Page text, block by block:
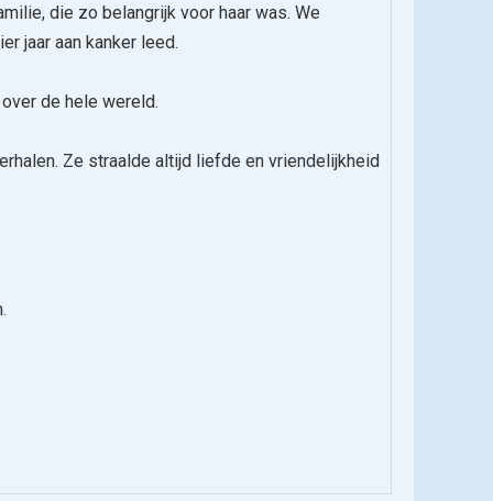
die zo belangrijk voor haar was. We
jaar aan kanker leed.
de hele wereld.
Ze straalde altijd liefde en vriendelijkheid